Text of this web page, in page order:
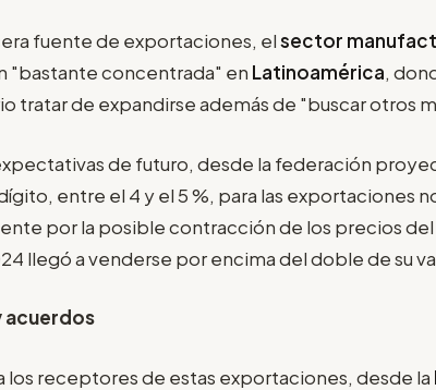
fuente de exportaciones, elsector
"bastante concentrada" en Latinoamérica,
tratar de expandirse además de "buscar otros
de futuro, desde la federación
entre el 4 y el 5 %, para las exportaciones
por la posible contracción de los precios
llegó a venderse por encima del doble de su
acuerdos
los receptores de estas exportaciones, desde la